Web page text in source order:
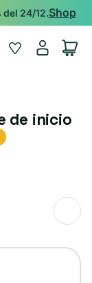
del 24/12.Shop
Wishlist
Iniciar
sesión
Carrito
de inicio